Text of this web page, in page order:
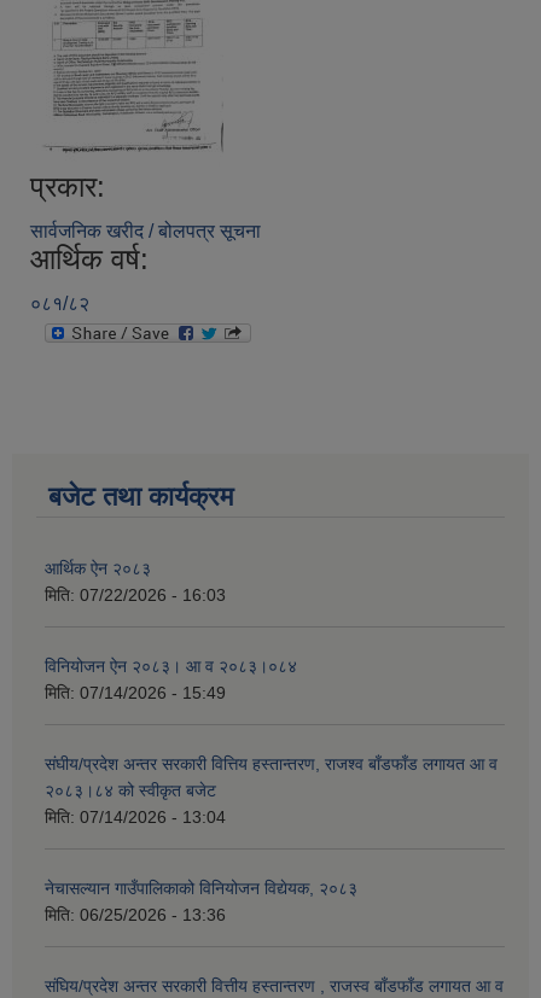
प्रकार:
सार्वजनिक खरीद / बोलपत्र सूचना
आर्थिक वर्ष:
०८१/८२
बजेट तथा कार्यक्रम
आर्थिक ऐन २०८३
मिति: 07/22/2026 - 16:03
विनियोजन ऐन २०८३। आ व २०८३।०८४
मिति: 07/14/2026 - 15:49
संघीय/प्रदेश अन्तर सरकारी वित्तिय हस्तान्तरण, राजश्व बाँडफाँड लगायत आ व
२०८३।८४ को स्वीकृत बजेट
मिति: 07/14/2026 - 13:04
नेचासल्यान गाउँपालिकाको विनियोजन विद्येयक, २०८३
मिति: 06/25/2026 - 13:36
संघिय/प्रदेश अन्तर सरकारी वित्तीय हस्तान्तरण , राजस्व बाँडफाँड लगायत आ व